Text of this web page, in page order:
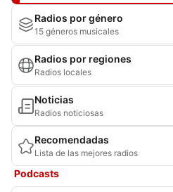
Radios por género
15 géneros musicales
Radios por regiones
Radios locales
Noticias
Radios noticiosas
Recomendadas
Lista de las mejores radios
Podcasts